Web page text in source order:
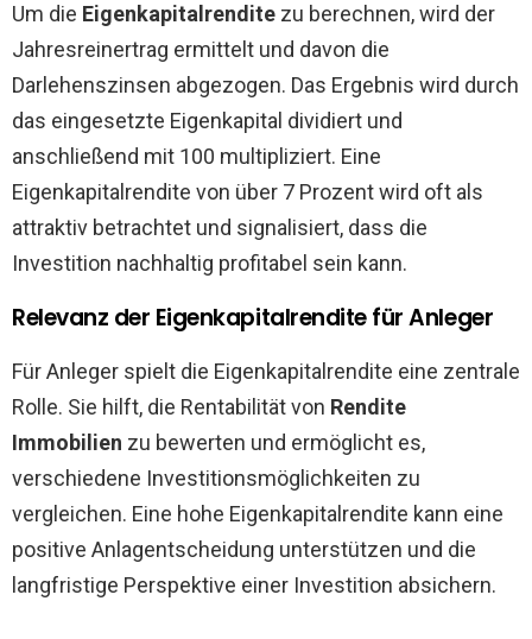
Um die Eigenkapitalrendite zu berechnen, wird der
Jahresreinertrag ermittelt und davon die
Darlehenszinsen abgezogen. Das Ergebnis wird durch
das eingesetzte Eigenkapital dividiert und
anschließend mit 100 multipliziert. Eine
Eigenkapitalrendite von über 7 Prozent wird oft als
attraktiv betrachtet und signalisiert, dass die
Investition nachhaltig profitabel sein kann.
Relevanz der Eigenkapitalrendite für Anleger
Für Anleger spielt die Eigenkapitalrendite eine zentrale
Rolle. Sie hilft, die Rentabilität von Rendite
Immobilien zu bewerten und ermöglicht es,
verschiedene Investitionsmöglichkeiten zu
vergleichen. Eine hohe Eigenkapitalrendite kann eine
positive Anlagentscheidung unterstützen und die
langfristige Perspektive einer Investition absichern.